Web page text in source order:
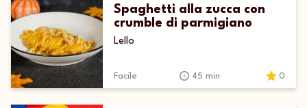
Spaghetti alla zucca con
crumble di parmigiano
Lello
Facile 45 min 0